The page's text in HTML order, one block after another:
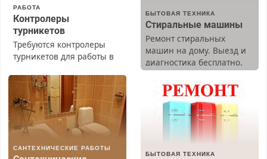
РАБОТА
Контролеры
турникетов
Требуются контролеры
турникетов для работы в
(мужчины, женщины).
Прием по ТК РФ. График
работы любой.
Бесплатное проживание.
З/п – до 96000 рублей до
Ежемесячно
БЫТОВАЯ ТЕХНИКА
Стиральные машины
Ремонт стиральных
машин на дому. Выезд и
диагностика бесплатно.
САНТЕХНИЧЕСКИЕ РАБОТЫ
БЫТОВАЯ ТЕХНИКА